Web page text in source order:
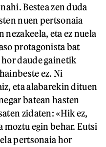
Bestea zen duda
nuen pertsonaia
nezakeela, eta ez nuela
protagonista bat
daude gainetik
ez. Ni
eta alabarekin dituen
batean hasten
zidaten: «Hik ez,
moztu egin behar. Eutsi
pertsonaia hor